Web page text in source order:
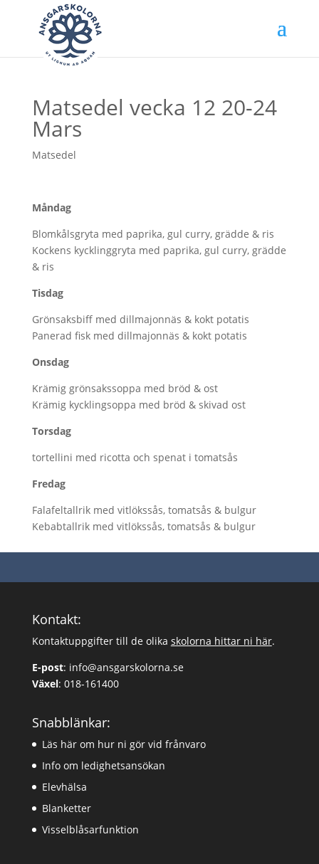
Matsedel vecka 12 20-24
Mars
Matsedel
Måndag
Blomkålsgryta med paprika, gul curry, grädde & ris
Kockens kycklinggryta med paprika, gul curry, grädde
& ris
Tisdag
Grönsaksbiff med dillmajonnäs & kokt potatis
Panerad fisk med dillmajonnäs & kokt potatis
Onsdag
Krämig grönsakssoppa med bröd & ost
Krämig kycklingsoppa med bröd & skivad ost
Torsdag
tortellini med ricotta och spenat i tomatsås
Fredag
Falafeltallrik med vitlökssås, tomatsås & bulgur
Kebabtallrik med vitlökssås, tomatsås & bulgur
Kontakt:
Kontaktuppgifter till de olika skolorna hittar ni här.
E-post: info@ansgarskolorna.se
Växel: 018-161400
Snabblänkar:
Läs här om hur ni gör vid frånvaro
Info om ledighetsansökan
Elevhälsa
Blanketter
Visselblåsarfunktion